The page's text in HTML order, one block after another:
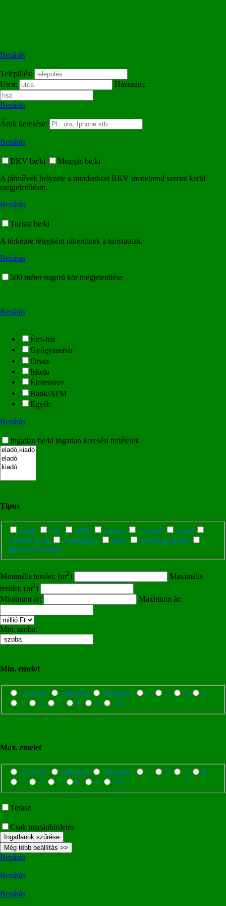
Bezárás
Település:
Utca:
Házszám:
Bezárás
Áruk keresése:
Bezárás
BKV be/ki
Mozgás be/ki
A járművek helyzete a mindenkori BKV menetrend szerint kerül
megjelenítésre.
Bezárás
Turista be/ki
A térképre rétegként rákerülnek a turistautak.
Bezárás
500 méter sugarú kör megjelenítése
Bezárás
Étel-ital
Gyógyszertár
Orvos
Iskola
Élelmiszer
Bank/ATM
Egyéb
Bezárás
Ingatlan be/ki Ingatlan keresési feltételek
Típus
lakás ház telek garázs nyaraló
iroda
üzlethelyiség
vendeglátó ipari
mezőgazdasági
fejlesztési terület
Minimális terület: (m2)
Maximális
terület: (m2)
Minimum ár:
Maximum ár:
Min. szoba:
Min. emelet
szuterén földszint félemelet 1 2 3
4
5
6 7 8 9 10
Max. emelet
szuterén földszint félemelet 1 2 3
4
5
6 7 8 9 10
Terasz
Csak magánhirdetés
Ingatlanok szűrése
Még több beállítás >>
Bezárás
Bezárás
Bezárás